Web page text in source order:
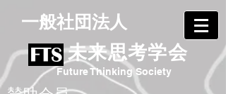
​一般社団法人
未来思考学会
Future Thinking Society